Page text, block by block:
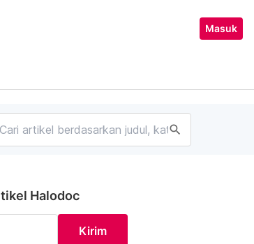
Masuk
search
Halodoc
Kirim